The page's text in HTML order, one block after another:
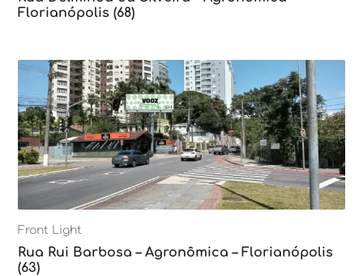
Florianópolis (68)
Front Light
Rua Rui Barbosa – Agronômica – Florianópolis
(63)